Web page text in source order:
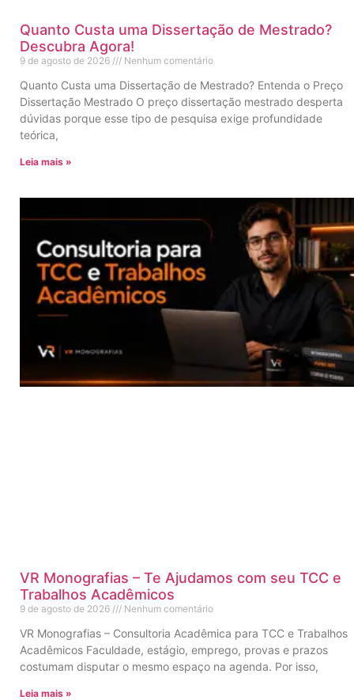
Quanto Custa uma Dissertação de Mestrado?
Descubra Agora!
9 de agosto de 2026 Nenhum comentário
Quanto Custa uma Dissertação de Mestrado? Entenda o Preço
Dissertação Mestrado O preço dissertação mestrado desperta
dúvidas porque esse tipo de pesquisa exige profundidade
teórica,
Leia mais »
VR Monografias – Te Ajudamos com seu TCC e
Trabalhos Acadêmicos
9 de agosto de 2026 Nenhum comentário
VR Monografias – Consultoria Acadêmica para TCC e Trabalhos
Acadêmicos Faculdade, estágio, emprego, provas e prazos
costumam disputar o mesmo espaço na agenda. Por isso,
Leia mais »